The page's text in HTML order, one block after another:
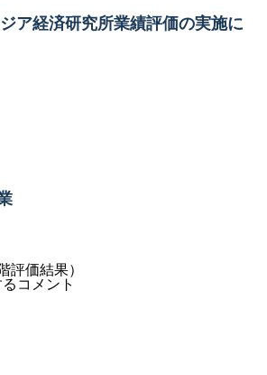
ア経済研究所業績評価の実施に
価結果）
コメント